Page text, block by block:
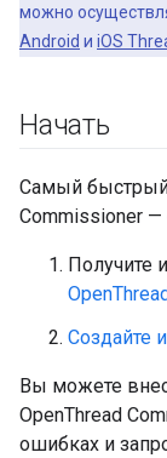
можно
Android и iOS
Начать
Самый быстрый
Commissioner —
Получите
Создайте
Вы можете
OpenThread
ошибках и